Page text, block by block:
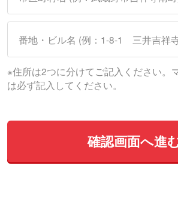
※住所は2つに分けてご記入ください。
は必ず記入してください。
確認画⾯へ進